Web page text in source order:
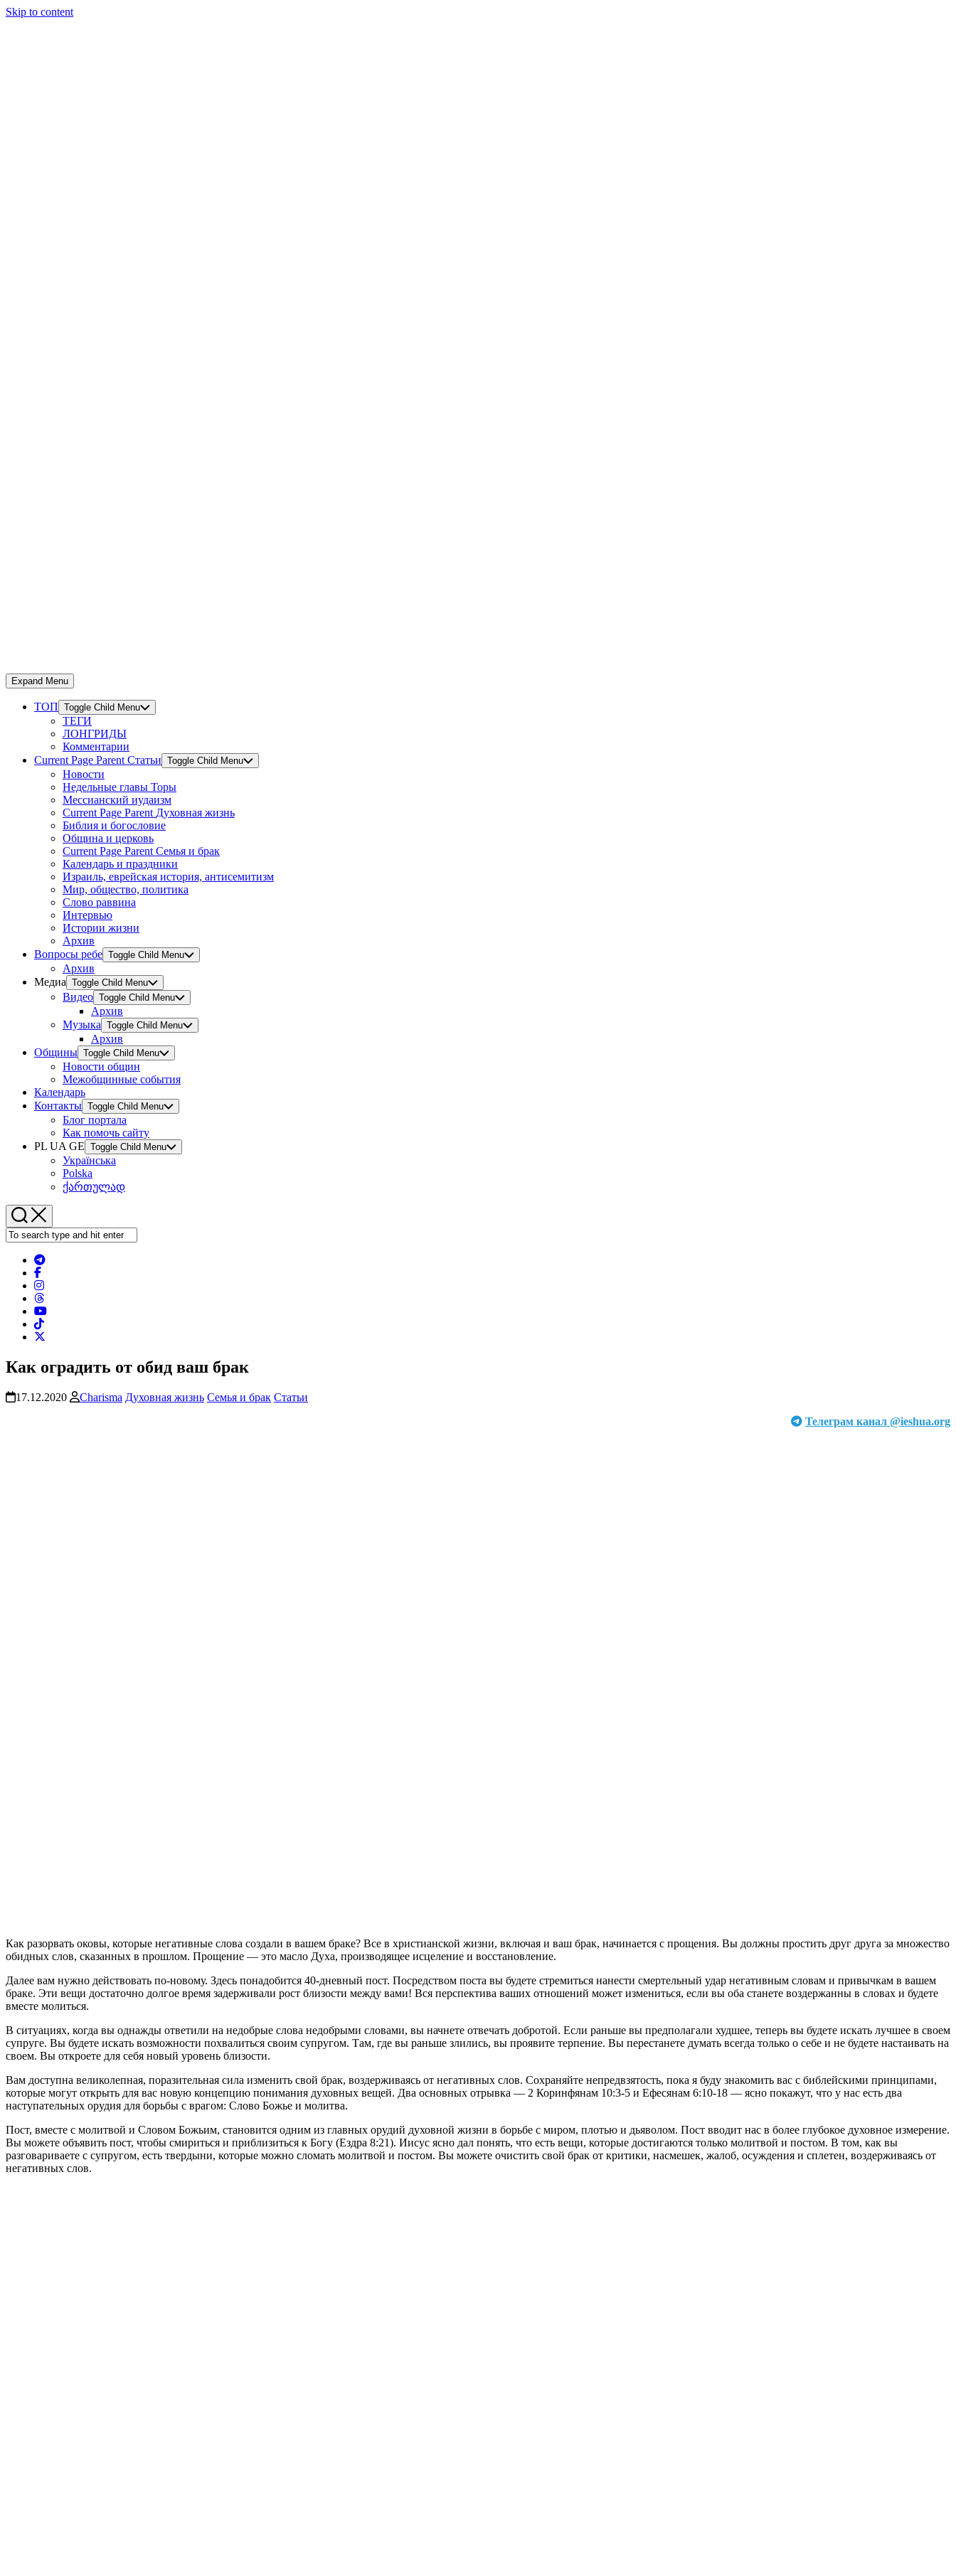
Skip to content
Expand Menu
ТОП Toggle Child Menu
ТЕГИ
ЛОНГРИДЫ
Комментарии
Current Page Parent Статьи Toggle Child Menu
Новости
Недельные главы Торы
Мессианский иудаизм
Current Page Parent Духовная жизнь
Библия и богословие
Община и церковь
Current Page Parent Семья и брак
Календарь и праздники
Израиль, еврейская история, антисемитизм
Мир, общество, политика
Слово раввина
Интервью
Истории жизни
Архив
Вопросы ребе Toggle Child Menu
Архив
Медиа Toggle Child Menu
Видео Toggle Child Menu
Архив
Музыка Toggle Child Menu
Архив
Общины Toggle Child Menu
Новости общин
Межобщинные события
Календарь
Контакты Toggle Child Menu
Блог портала
Как помочь сайту
PL UA GE Toggle Child Menu
Українська
Polska
ქართულად
Как оградить от обид ваш брак
17.12.2020 Charisma Духовная жизнь Семья и брак Статьи
Телеграм канал @ieshua.org
Как разорвать оковы, которые негативные слова создали в вашем браке? Все в христианской жизни, включая и ваш брак, начинается с прощения. Вы должны простить друг друга за множество
обидных слов, сказанных в прошлом. Прощение — это масло Духа, производящее исцеление и восстановление.
Далее вам нужно действовать по-новому. Здесь понадобится 40-дневный пост. Посредством поста вы будете стремиться нанести смертельный удар негативным словам и привычкам в вашем
браке. Эти вещи достаточно долгое время задерживали рост близости между вами! Вся перспектива ваших отношений может измениться, если вы оба станете воздержанны в словах и будете
вместе молиться.
В ситуациях, когда вы однажды ответили на недобрые слова недобрыми словами, вы начнете отвечать добротой. Если раньше вы предполагали худшее, теперь вы будете искать лучшее в своем
супруге. Вы будете искать возможности похвалиться своим супругом. Там, где вы раньше злились, вы проявите терпение. Вы перестанете думать всегда только о себе и не будете настаивать на
своем. Вы откроете для себя новый уровень близости.
Вам доступна великолепная, поразительная сила изменить свой брак, воздерживаясь от негативных слов. Сохраняйте непредвзятость, пока я буду знакомить вас с библейскими принципами,
которые могут открыть для вас новую концепцию понимания духовных вещей. Два основных отрывка — 2 Коринфянам 10:3-5 и Ефесянам 6:10-18 — ясно покажут, что у нас есть два
наступательных орудия для борьбы с врагом: Слово Божье и молитва.
Пост, вместе с молитвой и Словом Божьим, становится одним из главных орудий духовной жизни в борьбе с миром, плотью и дьяволом. Пост вводит нас в более глубокое духовное измерение.
Вы можете объявить пост, чтобы смириться и приблизиться к Богу (Ездра 8:21). Иисус ясно дал понять, что есть вещи, которые достигаются только молитвой и постом. В том, как вы
разговариваете с супругом, есть твердыни, которые можно сломать молитвой и постом. Вы можете очистить свой брак от критики, насмешек, жалоб, осуждения и сплетен, воздерживаясь от
негативных слов.